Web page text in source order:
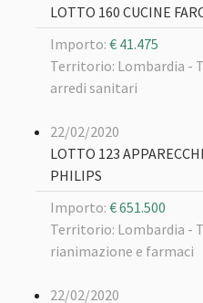
LOTTO 160 CUCINE
Importo: € 41.475
Territorio: Lombardia -
arredi sanitari
22/02/2020
LOTTO 123
PHILIPS
Importo: € 651.500
Territorio: Lombardia -
rianimazione e farmaci
22/02/2020